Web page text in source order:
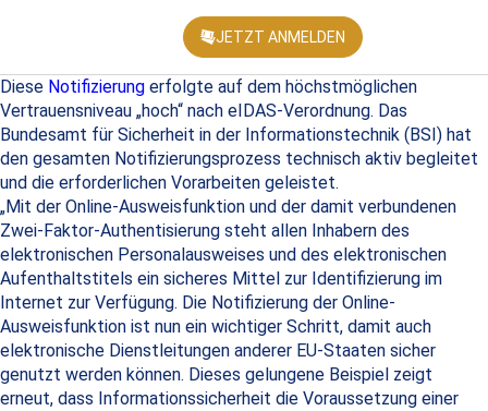
JETZT ANMELDEN
Diese Notifizierung erfolgte auf dem höchstmöglichen
Vertrauensniveau „hoch“ nach eIDAS-Verordnung. Das
Bundesamt für Sicherheit in der Informationstechnik (BSI) hat
den gesamten Notifizierungsprozess technisch aktiv begleitet
und die erforderlichen Vorarbeiten geleistet.
„Mit der Online-Ausweisfunktion und der damit verbundenen
Zwei-Faktor-Authentisierung steht allen Inhabern des
elektronischen Personalausweises und des elektronischen
Aufenthaltstitels ein sicheres Mittel zur Identifizierung im
Internet zur Verfügung. Die Notifizierung der Online-
Ausweisfunktion ist nun ein wichtiger Schritt, damit auch
elektronische Dienstleitungen anderer EU-Staaten sicher
genutzt werden können. Dieses gelungene Beispiel zeigt
erneut, dass Informationssicherheit die Voraussetzung einer